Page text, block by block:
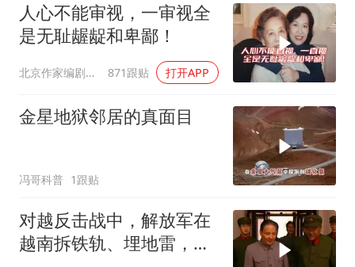
人心不能审视，一审视全
是无耻龌龊和卑鄙！
北京作家编剧肥猪满圈 871跟贴 打开APP
金星地狱邻居的真面目
冯哥科普 1跟贴
对越反击战中，解放军在
越南拆铁轨、埋地雷，是